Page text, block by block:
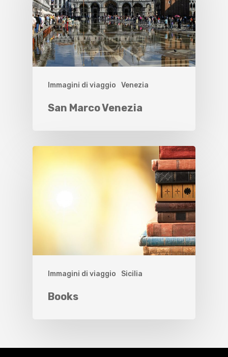
Immagini di viaggio Venezia
San Marco Venezia
Immagini di viaggio Sicilia
Books